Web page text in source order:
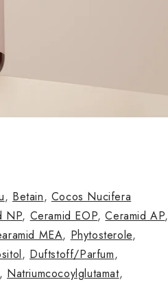
, Betain, Cocos Nucifera
NP, Ceramid EOP,Ceramid AP,
MEA, Phytosterole,
, Duftstoff/Parfum,
Natriumcocoylglutamat,